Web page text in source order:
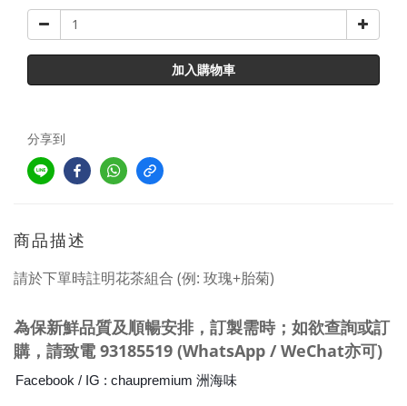
加入購物車
分享到
商品描述
請於下單時註明花茶組合 (例: 玫瑰+胎菊)
為保新鮮品質及順暢安排，訂製需時；如欲查詢或訂
購，請致電93185519 (WhatsApp / WeChat亦可)
Facebook / IG : chaupremium 洲海味